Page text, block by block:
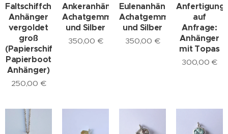
Faltschiffchen
Anhänger
vergoldet
groß
(Papierschiff,
Papierboot
Anhänger)
250,00 €
Ankeranhänger,
Achatgemme
und Silber
350,00 €
Eulenanhänger,
Achatgemme
und Silber
350,00 €
Anfertigung
auf
Anfrage:
Anhänger
mit Topas
300,00 €